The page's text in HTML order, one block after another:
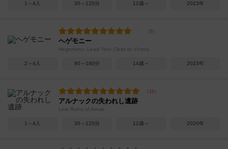
1～4人 30～120分 12歳～ 2023年
ヘゲモニー
Hegemony: Lead Your Class to Victory
2～4人 90～180分 14歳～ 2023年
アルナックの失われし遺跡
Lost Ruins of Arnak
1～4人 30～120分 12歳～ 2020年